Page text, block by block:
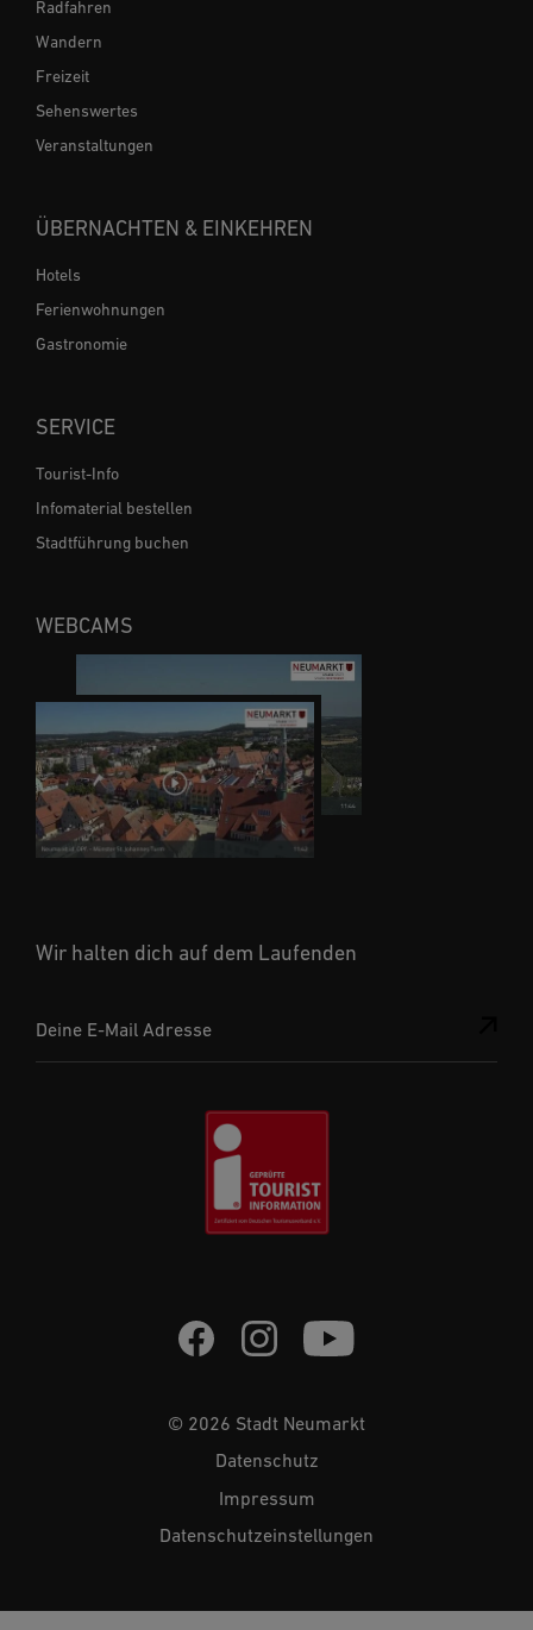
Wir halten dich auf dem Laufenden
Deine E-Mail Adresse
Radfahren
Wandern
Freizeit
Sehenswertes
Veranstaltungen
ÜBERNACHTEN & EINKEHREN
Hotels
Ferienwohnungen
Gastronomie
SERVICE
Tourist-Info
Infomaterial bestellen
Stadtführung buchen
WEBCAMS
© 2026 Stadt Neumarkt
Datenschutz
Impressum
Datenschutzeinstellungen